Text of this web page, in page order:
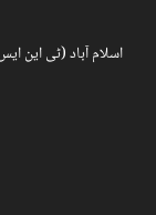
اسلام آباد (ٹی این